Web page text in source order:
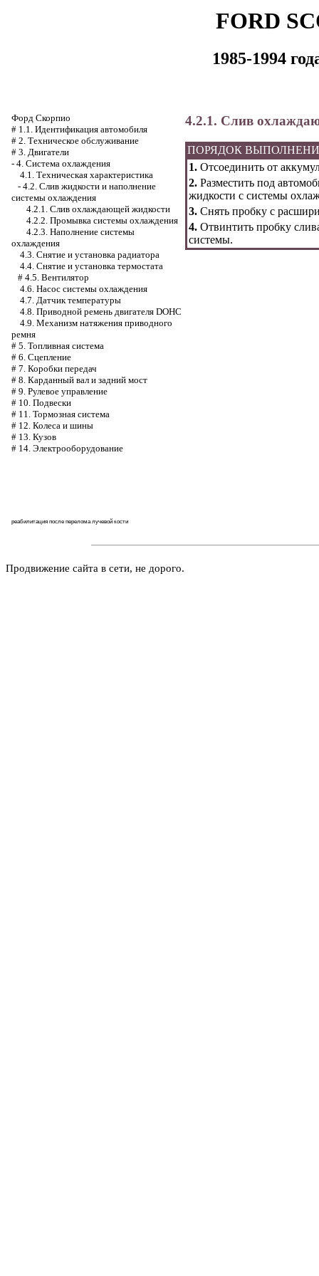
FORD
1985-1994
Форд Скорпио
# 1.1. Идентификация автомобиля
# 2. Техническое обслуживание
# 3. Двигатели
- 4. Система охлаждения
4.1. Техническая характеристика
- 4.2. Слив жидкости и наполнение
системы охлаждения
4.2.1. Слив охлаждающей жидкости
4.2.2. Промывка системы охлаждения
4.2.3. Наполнение системы
охлаждения
4.3. Снятие и установка радиатора
4.4. Снятие и установка термостата
# 4.5. Вентилятор
4.6. Насос системы охлаждения
4.7. Датчик температуры
4.8. Приводной ремень двигателя DOHC
4.9. Механизм натяжения приводного
ремня
# 5. Топливная система
# 6. Сцепление
# 7. Коробки передач
# 8. Карданный вал и задний мост
# 9. Рулевое управление
# 10. Подвески
# 11. Тормозная система
# 12. Колеса и шины
# 13. Кузов
# 14. Электрооборудование
реабилитация после перелома лучевой кости
4.2.1. Слив
ПОРЯДОК
1. Отсоединить от
2. Разместить под
жидкости с системы
3. Снять пробку с
4. Отвинтить пробку
системы.
Продвижение сайта в сети, не дорого.